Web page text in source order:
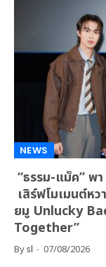
NEWS
“ธรรม-แม็ค” พ
เสิร์ฟโมเมนต์ห
ยมู Unlucky
Together”
Bysl 07/08/2026